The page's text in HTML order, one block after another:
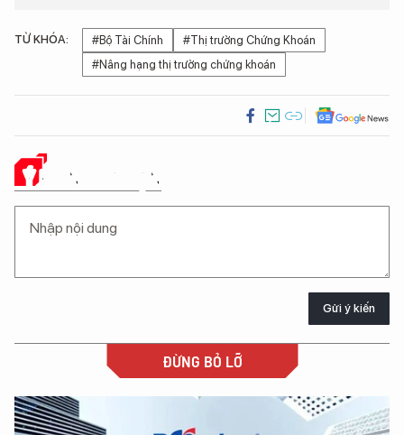
TỪ KHÓA: #Bộ Tài Chính
#Thị trường Chứng Khoán
#Nâng hạng thị trường chứng khoán
Ý KIẾN CỦA BẠN
Gửi ý kiến
ĐỪNG BỎ LỠ